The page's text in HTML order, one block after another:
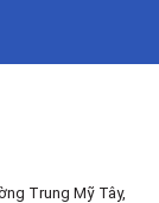
Trung Mỹ Tây,